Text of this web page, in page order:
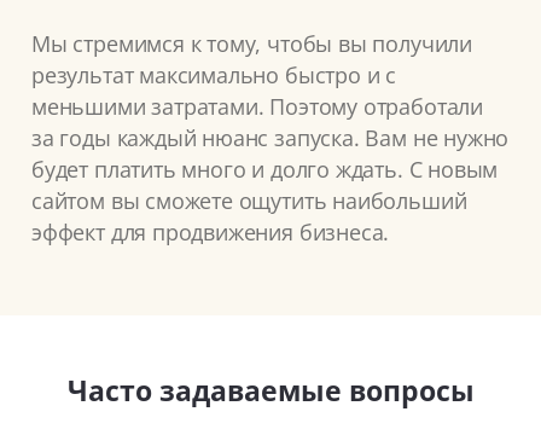
Мы стремимся к тому, чтобы вы получили
результат максимально быстро и с
меньшими затратами. Поэтому отработали
за годы каждый нюанс запуска. Вам не нужно
будет платить много и долго ждать. С новым
сайтом вы сможете ощутить наибольший
эффект для продвижения бизнеса.
Часто задаваемые вопросы